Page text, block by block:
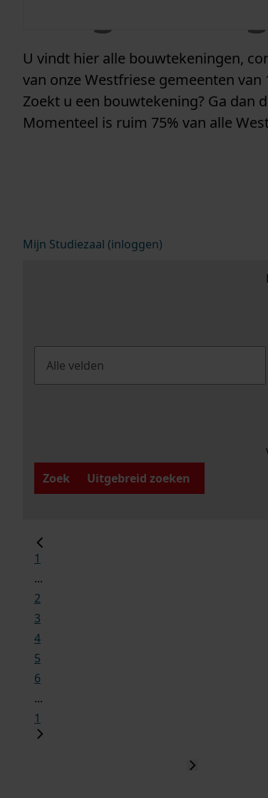
U vindt hier alle bouwtekeningen,
van onze Westfriese gemeenten van
Zoekt u een bouwtekening? Ga dan
Momenteel is ruim 75% van alle
Mijn Studiezaal (inloggen)
Zoek
Uitgebreid zoeken
1
...
2
3
4
5
6
...
1